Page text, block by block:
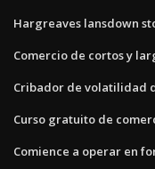
Hargreaves lansdown
Comercio de cortos y
Cribador de volatilidad
Curso gratuito de
Comience a operar en